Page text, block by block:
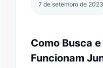
7 de setembro de 2023
Como Busca
Funcionam